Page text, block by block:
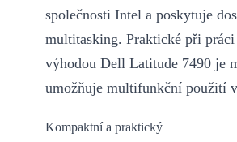
společnosti Intel a poskytuje
multitasking. Praktické při
výhodou Dell Latitude 7490 je
umožňuje multifunkční použití
Kompaktní a praktický